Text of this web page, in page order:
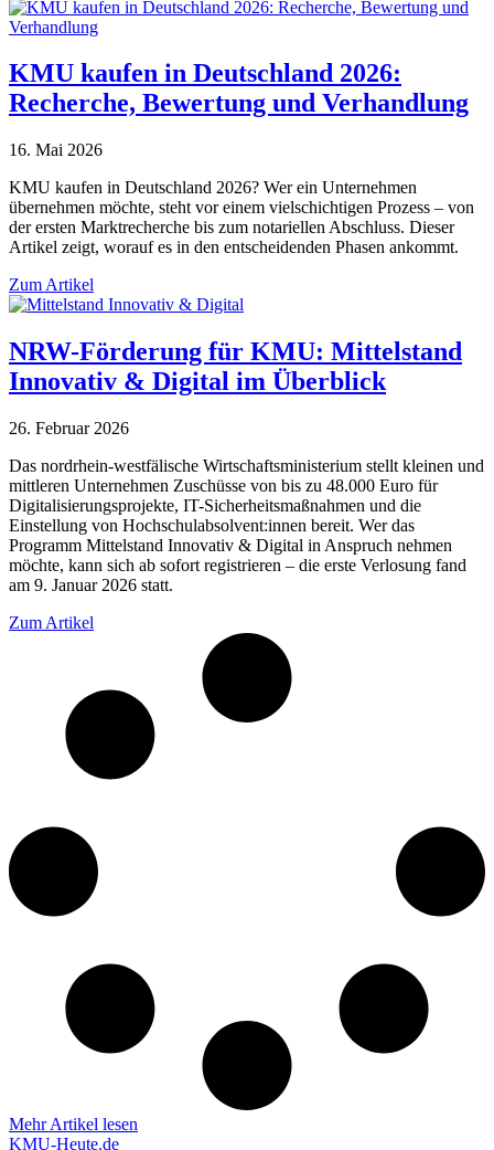
KMU kaufen in Deutschland 2026:
Recherche, Bewertung und Verhandlung
16. Mai 2026
KMU kaufen in Deutschland 2026? Wer ein Unternehmen
übernehmen möchte, steht vor einem vielschichtigen Prozess – von
der ersten Marktrecherche bis zum notariellen Abschluss. Dieser
Artikel zeigt, worauf es in den entscheidenden Phasen ankommt.
Zum Artikel
NRW-Förderung für KMU: Mittelstand
Innovativ & Digital im Überblick
26. Februar 2026
Das nordrhein-westfälische Wirtschaftsministerium stellt kleinen und
mittleren Unternehmen Zuschüsse von bis zu 48.000 Euro für
Digitalisierungsprojekte, IT-Sicherheitsmaßnahmen und die
Einstellung von Hochschulabsolvent:innen bereit. Wer das
Programm Mittelstand Innovativ & Digital in Anspruch nehmen
möchte, kann sich ab sofort registrieren – die erste Verlosung fand
am 9. Januar 2026 statt.
Zum Artikel
Mehr Artikel lesen
KMU-Heute.de